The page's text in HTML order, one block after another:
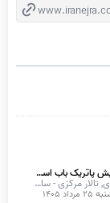
نمایش پاتریک باب اسفنجی
ساری, تالار مرکزی - سالن اصلی